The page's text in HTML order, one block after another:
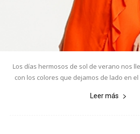
Los días hermosos de sol de verano nos
con los colores que dejamos de lado en
Leer más